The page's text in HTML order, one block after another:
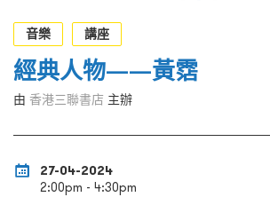
音樂
講座
經典人物——黃霑
由 香港三聯書店 主辦
27-04-2024
2:00pm - 4:30pm